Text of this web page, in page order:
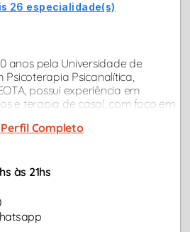
26 especialidade(s)
anos pela Universidade de
Psicoterapia Psicanalítica,
possui experiência em
e terapia de casal, com foco em
profissionais, depressão...
Completo
às 21hs